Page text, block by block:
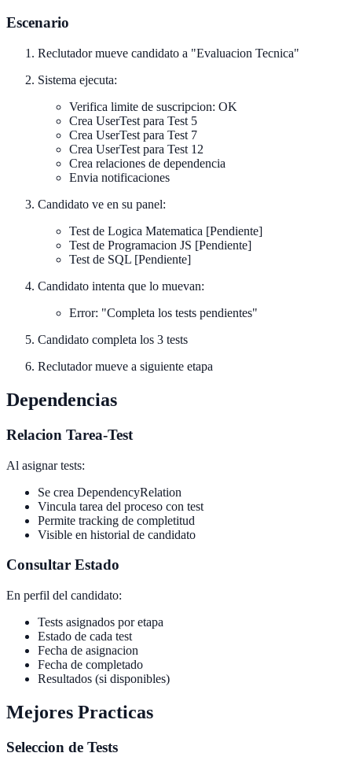
Escenario
Reclutador mueve candidato a "Evaluacion Tecnica"
Sistema ejecuta:
Verifica limite de suscripcion: OK
Crea UserTest para Test 5
Crea UserTest para Test 7
Crea UserTest para Test 12
Crea relaciones de dependencia
Envia notificaciones
Candidato ve en su panel:
Test de Logica Matematica [Pendiente]
Test de Programacion JS [Pendiente]
Test de SQL [Pendiente]
Candidato intenta que lo muevan:
Error: "Completa los tests pendientes"
Candidato completa los 3 tests
Reclutador mueve a siguiente etapa
Dependencias
Relacion Tarea-Test
Al asignar tests:
Se crea DependencyRelation
Vincula tarea del proceso con test
Permite tracking de completitud
Visible en historial de candidato
Consultar Estado
En perfil del candidato:
Tests asignados por etapa
Estado de cada test
Fecha de asignacion
Fecha de completado
Resultados (si disponibles)
Mejores Practicas
Seleccion de Tests